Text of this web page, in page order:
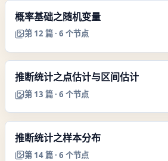
概率基础之随机变量
第 12 篇 · 6 个节点
推断统计之点估计与区间估计
第 13 篇 · 6 个节点
推断统计之样本分布
第 14篇 · 6 个节点